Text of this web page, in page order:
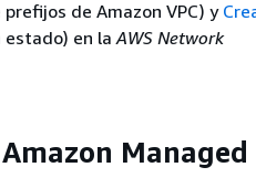
de Amazon VPC) y
estado) en laAWS Network
Managed